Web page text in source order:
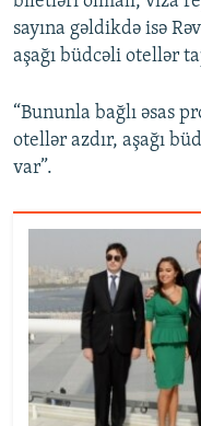
sayına gəldikdə isə
aşağı büdcəli otellər
“Bununla bağlı əsas
otellər azdır, aşağı
var”.